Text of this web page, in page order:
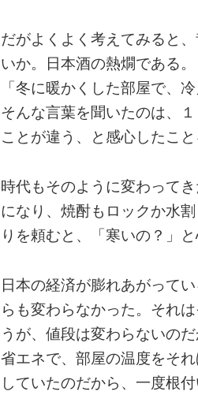
だがよくよく考えてみると
いか。日本酒の熱燗である。
「冬に暖かくした部屋で、
そんな言葉を聞いたのは、
ことが違う、と感心したこと
時代もそのように変わって
になり、焼酎もロックか水
りを頼むと、「寒いの？」と
日本の経済が膨れあがって
らも変わらなかった。それ
うが、値段は変わらないのだ
省エネで、部屋の温度をそ
していたのだから、一度根